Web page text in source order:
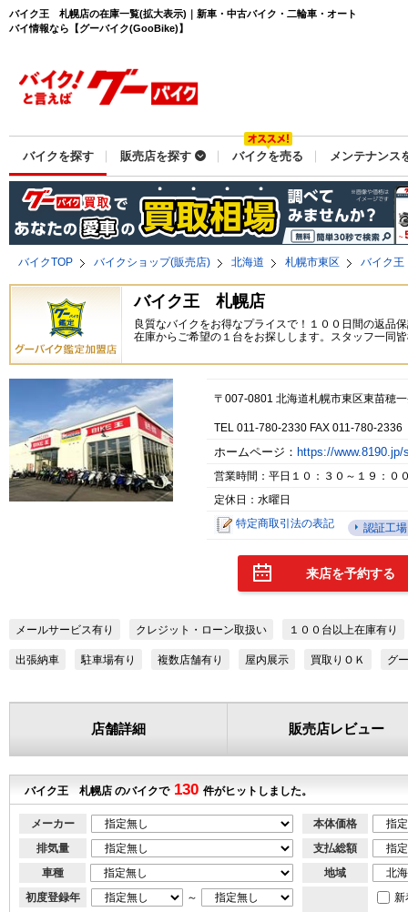
バイク王 札幌店の在庫一覧(拡大表示)｜新車・中古バイク・二輪車・オート
バイ情報なら【グーバイク(GooBike)】
バイクを探す 販売店を探す バイクを売る メンテナンス
バイクTOP バイクショップ(販売店) 北海道 札幌市東区 バイク
バイク王 札幌店
良質なバイクをお得なプライスで！１００日間の返品
在庫からご希望の１台をお探しします。スタッフ一同
〒007-0801 北海道札幌市東区東苗穂
TEL 011-780-2330 FAX 011-780-2336
ホームページ： https://
営業時間：平日１０：３０～１９：０
定休日：水曜日
特定商取引法の表記
認証工
来店を予約する
メールサービス有り クレジット・ローン取扱い １００台以上在庫有り
出張納車 駐車場有り 複数店舗有り 屋内展示 買取りＯＫ グ
店舗詳細 販売店レビュー
バイク王 札幌店 のバイクで 130 件がヒットしました。
メーカー
排気量
車種
初度登録年
～
本体価格
支払総額
地域
新